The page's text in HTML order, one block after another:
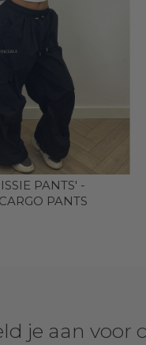
PANTS' -
PANTS
je aan voor